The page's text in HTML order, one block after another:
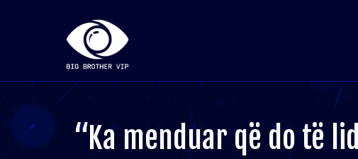
“Ka menduar që do të